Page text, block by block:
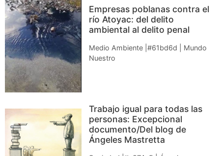
Empresas poblanas contra el
río Atoyac: del delito
ambiental al delito penal
Medio Ambiente |#61bd6d | Mundo
Nuestro
Trabajo igual para todas las
personas: Excepcional
documento/Del blog de
Ángeles Mastretta